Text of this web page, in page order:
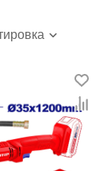
этой
товар в
страны. Все
стоимость,
широкий